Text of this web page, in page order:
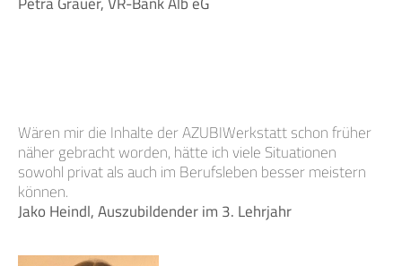
Wären mir die Inhalte der AZUBIWerkstatt schon früher
näher gebracht worden, hätte ich viele Situationen
sowohl privat als auch im Berufsleben besser meistern
können.
Jako Heindl, Auszubildender im 3. Lehrjahr